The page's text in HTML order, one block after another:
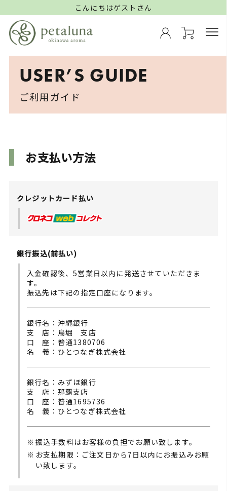
こんにちはゲストさん
USER’S GUIDE
ご利用ガイド
お支払い方法
クレジットカード払い
銀行振込(前払い)
入金確認後、5営業日以内に発送させていただきま
す。
振込先は下記の指定口座になります。
銀行名：沖縄銀行
支 店：鳥堀 支店
口 座：普通1380706
名 義：ひとつなぎ株式会社
銀行名：みずほ銀行
支 店：那覇支店
口 座：普通1695736
名 義：ひとつなぎ株式会社
振込手数料はお客様の負担でお願い致します。
お支払期限：ご注文日から7日以内にお振込みお願
い致します。